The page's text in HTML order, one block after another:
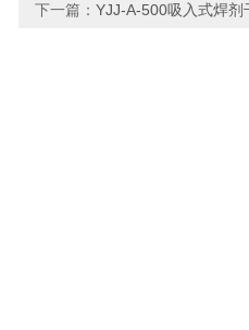
下一篇： YJJ-A-500吸入式焊剂